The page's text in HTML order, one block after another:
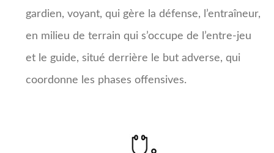
gardien, voyant, qui gère la défense, l’entraîneur,
en milieu de terrain qui s’occupe de l’entre-jeu
et le guide, situé derrière le but adverse, qui
coordonne les phases offensives.